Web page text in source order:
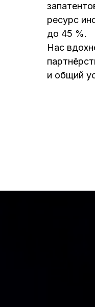
ресурс
до 45 %.
Нас
и общий